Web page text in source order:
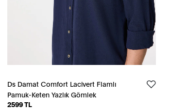
Ds Damat Comfort Lacivert Flamlı
Pamuk-Keten Yazlık Gömlek
2599 TL